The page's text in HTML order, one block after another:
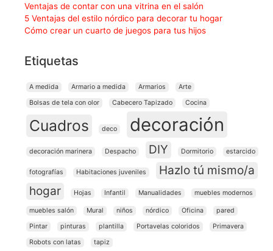
Ventajas de contar con una vitrina en el salón
5 Ventajas del estilo nórdico para decorar tu hogar
Cómo crear un cuarto de juegos para tus hijos
Etiquetas
A medida Armario a medida Armarios
Arte
Bolsas de tela con olor
Cabecero Tapizado Cocina
Cuadros deco decoración
decoración marinera Despacho DIY Dormitorio estarcido
fotografías Habitaciones juveniles
Hazlo tú mismo/a
hogar
Hojas Infantil Manualidades muebles modernos
muebles salón Mural niños nórdico Oficina
pared
Pintar
pinturas plantilla Portavelas coloridos
Primavera
Robots con latas
tapiz